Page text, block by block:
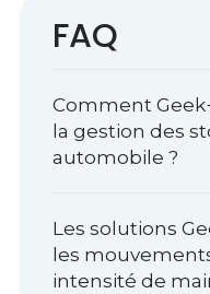
FAQ
Comment
la gestion des
automobile ?
Les solutions
les
intensité de